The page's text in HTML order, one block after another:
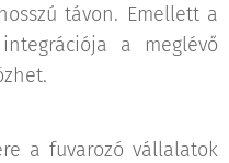
távon. Emellett a
a meglévő
a fuvarozó vállalatok